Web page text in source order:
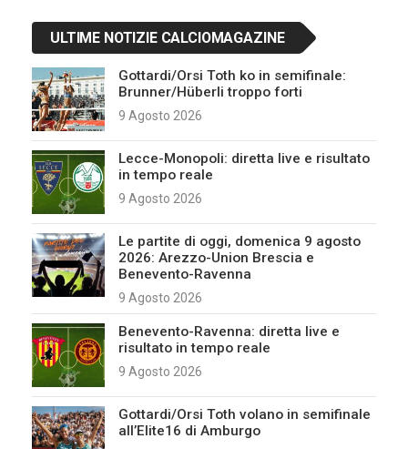
ULTIME NOTIZIE CALCIOMAGAZINE
Gottardi/Orsi Toth ko in semifinale:
Brunner/Hüberli troppo forti
9 Agosto 2026
Lecce-Monopoli: diretta live e risultato
in tempo reale
9 Agosto 2026
Le partite di oggi, domenica 9 agosto
2026: Arezzo-Union Brescia e
Benevento-Ravenna
9 Agosto 2026
Benevento-Ravenna: diretta live e
risultato in tempo reale
9 Agosto 2026
Gottardi/Orsi Toth volano in semifinale
all’Elite16 di Amburgo